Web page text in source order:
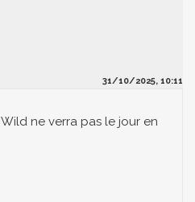
31/10/2025, 10:11
ne verra pas le jour en